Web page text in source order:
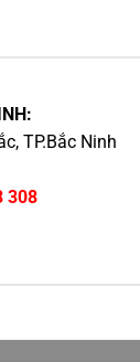
TP.Bắc Ninh
308